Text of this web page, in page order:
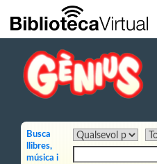
Salta al contingut principal
Busca
llibres,
música i